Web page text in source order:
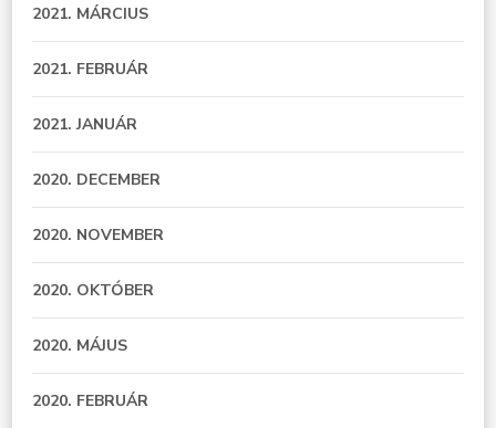
2021. MÁRCIUS
2021. FEBRUÁR
2021. JANUÁR
2020. DECEMBER
2020. NOVEMBER
2020. OKTÓBER
2020. MÁJUS
2020. FEBRUÁR